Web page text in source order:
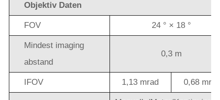
Objektiv Daten
FOV 24 ° × 18 °
Mindest imaging
abstand
0,3 m
IFOV 1,13 mrad 0,68 mrad